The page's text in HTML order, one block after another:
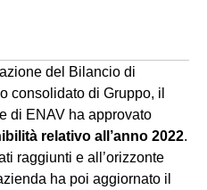
del Bilancio di
consolidato di Gruppo, il
di ENAV ha approvato
relativo all’anno 2022
raggiunti e all’orizzonte
ha poi aggiornato il